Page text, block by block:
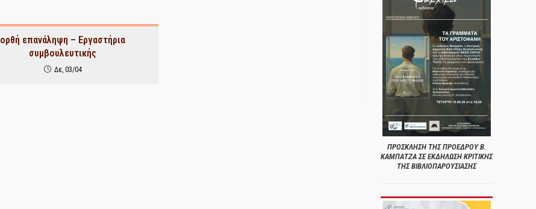
ορθή επανάληψη – Εργαστήρια
συμβουλευτικής
Δε, 03/04
ΠΡΟΣΚΛΗΣΗ ΤΗΣ ΠΡΟΕΔΡΟΥ Β.
ΚΑΜΠΑΤΖΑ ΣΕ ΕΚΔΗΛΩΣΗ ΚΡΙΤΙΚΗΣ
ΤΗΣ ΒΙΒΛΙΟΠΑΡΟΥΣΙΑΣΗΣ